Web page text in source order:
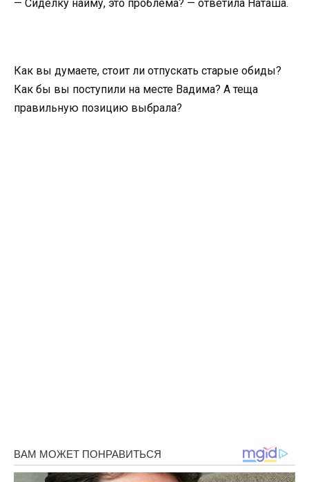
— Сиделку найму, это проблема? — ответила Наташа.
Как вы думаете, стоит ли отпускать старые обиды?
Как бы вы поступили на месте Вадима? А теща
правильную позицию выбрала?